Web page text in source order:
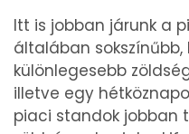
Itt is jobban járunk a
általában sokszínűbb,
különlegesebb
illetve egy
piaci standok jobban